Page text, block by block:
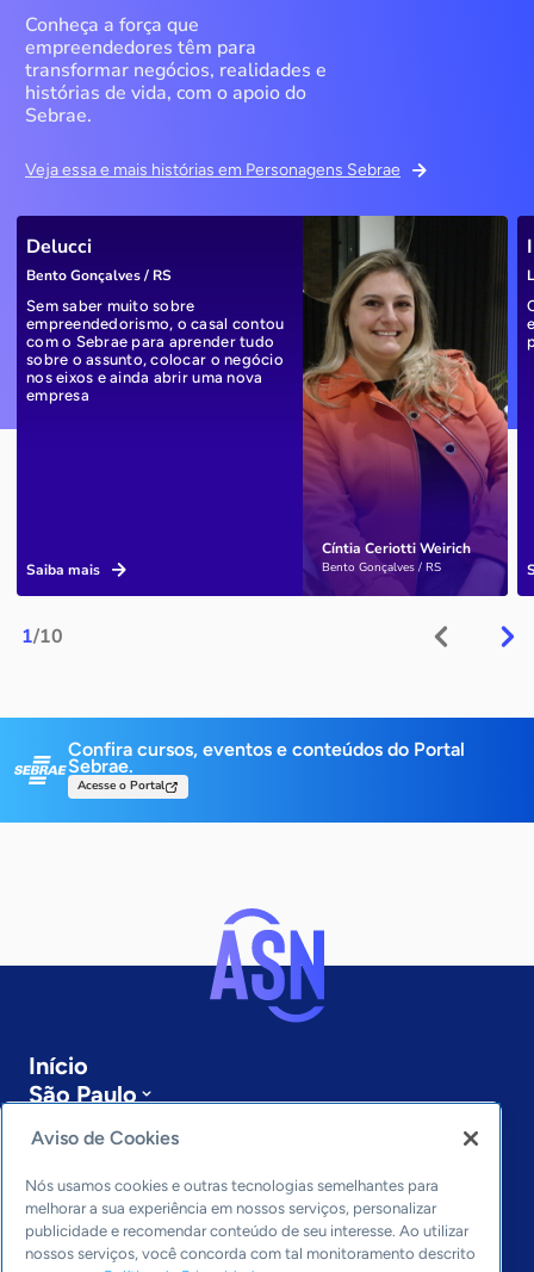
Conheça a força que
empreendedores têm para
transformar negócios, realidades e
histórias de vida, com o apoio do
Sebrae.
Veja essa e mais histórias em Personagens Sebrae
1/10
Cíntia Ceriotti Weirich
Bento Gonçalves / RS
Delucci
Bento Gonçalves / RS
Sem saber muito sobre
empreendedorismo, o casal contou
com o Sebrae para aprender tudo
sobre o assunto, colocar o negócio
nos eixos e ainda abrir uma nova
empresa
Saiba mais
Confira cursos, eventos e conteúdos do Portal
Sebrae.
Acesse o Portal
Início
São Paulo
Últimas notícias
Entre em contato
Editorias
Economia & Política
Aviso de Cookies
Nós usamos cookies e outras tecnologias semelhantes para
melhorar a sua experiência em nossos serviços, personalizar
publicidade e recomendar conteúdo de seu interesse. Ao utilizar
nossos serviços, você concorda com tal monitoramento descrito